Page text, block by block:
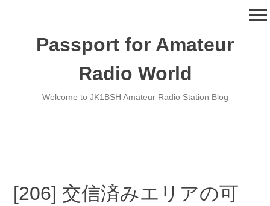
Passport for Amateur
Radio World
Welcome to JK1BSH Amateur Radio Station Blog
menu
[206] 交信済みエリアの可